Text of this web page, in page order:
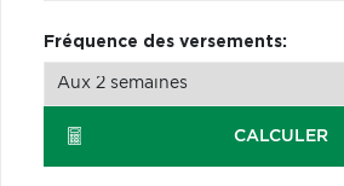
Fréquence des versements:
CALCULER